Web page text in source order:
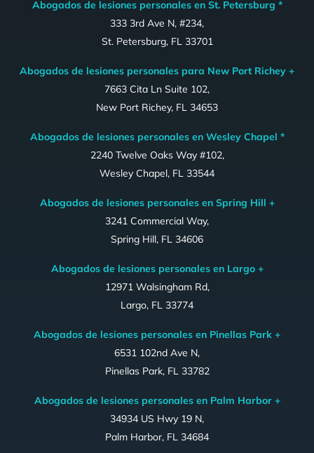
Abogados de lesiones personales en St. Petersburg *
333 3rd Ave N, #234,
St. Petersburg, FL 33701
Abogados de lesiones personales para New Port Richey +
7663 Cita Ln Suite 102,
New Port Richey, FL 34653
Abogados de lesiones personales en Wesley Chapel *
2240 Twelve Oaks Way #102,
Wesley Chapel, FL 33544
Abogados de lesiones personales en Spring Hill +
3241 Commercial Way,
Spring Hill, FL 34606
Abogados de lesiones personales en Largo +
12971 Walsingham Rd,
Largo, FL 33774
Abogados de lesiones personales en Pinellas Park +
6531 102nd Ave N,
Pinellas Park, FL 33782
Abogados de lesiones personales en Palm Harbor +
34934 US Hwy 19 N,
Palm Harbor, FL 34684